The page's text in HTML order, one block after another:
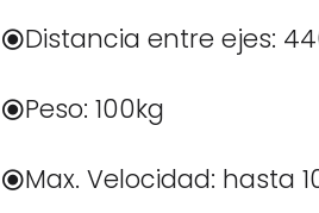
Distancia entre ejes:
Peso: 100kg
Max. Velocidad: hasta